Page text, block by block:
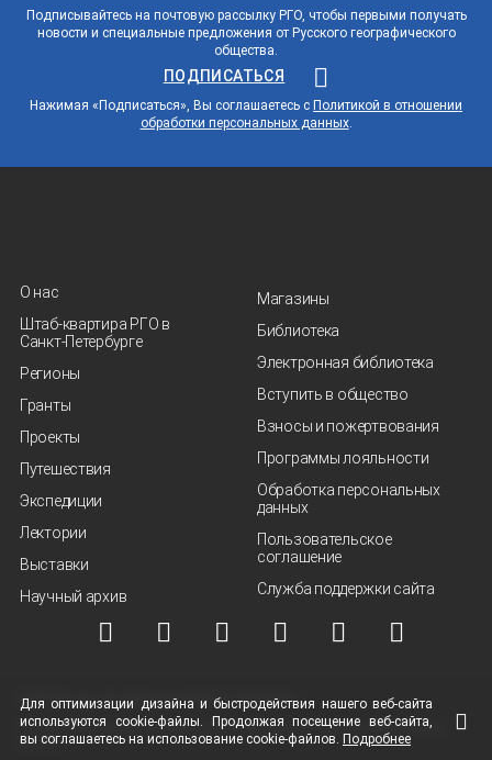
Подписывайтесь на почтовую рассылку РГО, чтобы первыми получать
новости и специальные предложения от Русского географического
общества.
ПОДПИСАТЬСЯ
Нажимая «Подписаться», Вы соглашаетесь с Политикой в отношении
обработки персональных данных.
О нас
Штаб-квартира РГО в
Санкт‑Петербурге
Регионы
Гранты
Проекты
Путешествия
Экспедиции
Лектории
Выставки
Научный архив
Магазины
Библиотека
Электронная библиотека
Вступить в общество
Взносы и пожертвования
Программы лояльности
Обработка персональных
данных
Пользовательское
соглашение
Служба поддержки сайта
© ВОО "Русское географическое общество", 2013-2026 г.
Условия использования материалов
Политика защиты и обработки персональных
данных
Для оптимизации дизайна и быстродействия нашего веб-сайта
используются cookie-файлы. Продолжая посещение веб-сайта,
вы соглашаетесь на использование cookie-файлов. Подробнее